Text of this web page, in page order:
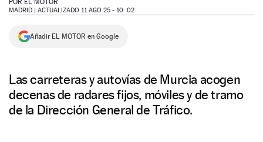
NEWSLETTER
POR EL MOTOR
MADRID | ACTUALIZADO 11 AGO 25 - 10: 02
Añadir EL MOTOR en Google
Las carreteras y autovías de Murcia acogen
decenas de radares fijos, móviles y de tramo
de la Dirección General de Tráfico.